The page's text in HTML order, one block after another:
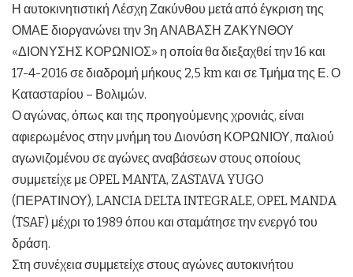
Η αυτοκινητιστική Λέσχη Ζακύνθου μετά από έγκριση της
ΟΜΑΕ διοργανώνει την 3η ΑΝΑΒΑΣΗ ΖΑΚΥΝΘΟΥ
«ΔΙΟΝΥΣΗΣ ΚΟΡΩΝΙΟΣ» η οποία θα διεξαχθεί την 16 και
17-4-2016 σε διαδρομή μήκους 2,5 km και σε Τμήμα της Ε. Ο
Κατασταρίου – Βολιμών.
Ο αγώνας, όπως και της προηγούμενης χρονιάς, είναι
αφιερωμένος στην μνήμη του Διονύση ΚΟΡΩΝΙΟΥ, παλιού
αγωνιζομένου σε αγώνες αναβάσεων στους οποίους
συμμετείχε με OPEL MANTA, ZASTAVA YUGO
(ΠΕΡΑΤΙΝΟΥ), LΑNCIA DELTA INTEGRALE, OPEL MANDA
(TSAF) μέχρι το 1989 όπου και σταμάτησε την ενεργό του
δράση.
Στη συνέχεια συμμετείχε στους αγώνες αυτοκινήτου